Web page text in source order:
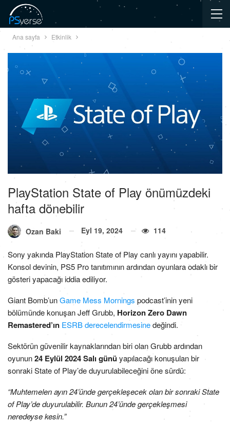
Ana sayfa Etkinlik
PlayStation State of Play önümüzdeki
hafta dönebilir
Ozan Baki Eyl 19, 2024 114
Sony yakında PlayStation State of Play canlı yayını yapabilir.
Konsol devinin, PS5 Pro tanıtımının ardından oyunlara odaklı bir
gösteri yapacağı iddia ediliyor.
Giant Bomb’unGame Mess Mornings podcast’inin yeni
bölümünde konuşan Jeff Grubb, Horizon Zero Dawn
Remastered’ın ESRB derecelendirmesinedeğindi.
Sektörün güvenilir kaynaklarından biri olan Grubb ardından
oyunun24 Eylül 2024 Salı günüyapılacağı konuşulan bir
sonraki State of Play’de duyurulabileceğini öne sürdü:
“Muhtemelen ayın 24’ünde gerçekleşecek olan bir sonraki State
of Play’de duyurulabilir. Bunun 24’ünde gerçekleşmesi
neredeyse kesin.”